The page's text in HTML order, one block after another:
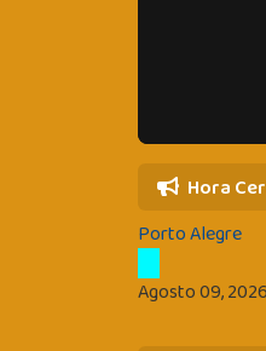
Hora
Porto Alegre
Agosto 09, 2026